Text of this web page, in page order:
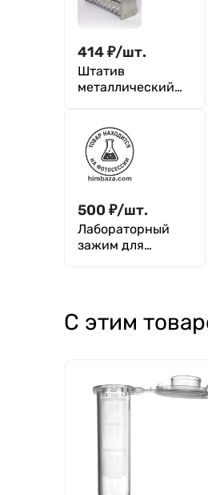
414₽/шт.
Штатив
металлический
Ш-20/18, M. Med
500 ₽/шт.
Лабораторный
зажим для
С этим